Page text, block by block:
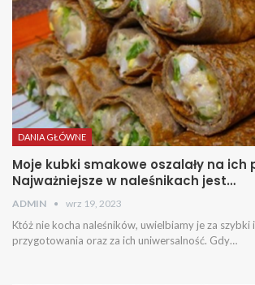
DANIA GŁÓWNE
Moje kubki smakowe oszalały na ich
Najważniejsze w naleśnikach jest…
ADMIN wrz 19, 2023
Któż nie kocha naleśników, uwielbiamy je za
przygotowania oraz za ich uniwersalność. Gdy…